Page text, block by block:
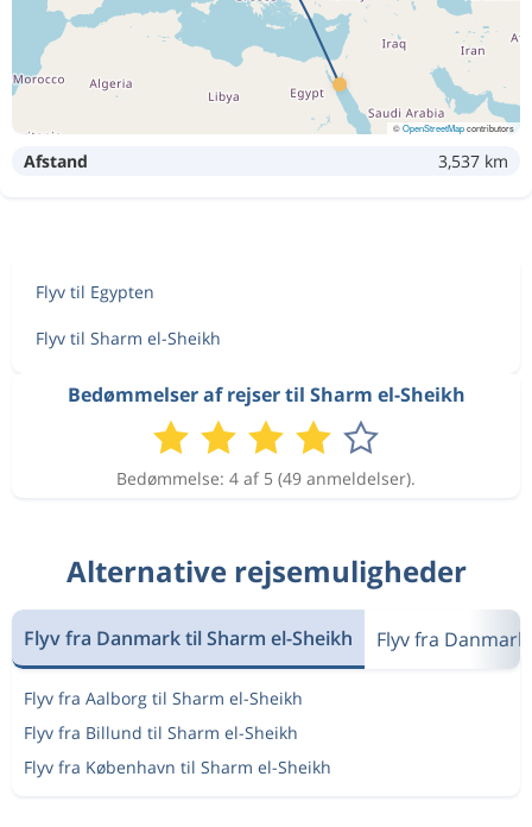
©OpenStreetMapcontributors
Afstand 3,537 km
Flyv til Egypten
Flyv til Sharm el-Sheikh
Bedømmelser af rejser til Sharm el-Sheikh
Bedømmelse: 4 af 5 (49 anmeldelser).
Alternative rejsemuligheder
Flyv fra Danmark til Sharm el-Sheikh Flyv fra
Flyv fra Aalborg til Sharm el-Sheikh
Flyv fra Billund til Sharm el-Sheikh
Flyv fra København til Sharm el-Sheikh